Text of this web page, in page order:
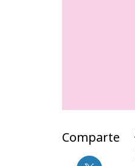
Comparte